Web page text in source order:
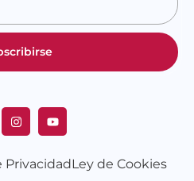
PrivacidadLey de Cookies